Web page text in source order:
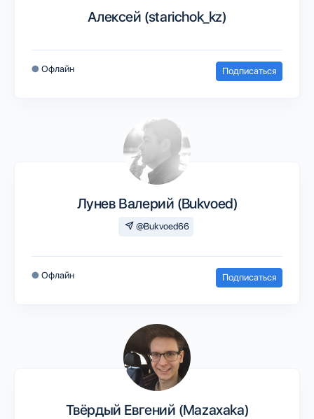
Алексей (starichok_kz)
● Офлайн Подписаться
Лунев Валерий (Bukvoed)
@Bukvoed66
● Офлайн Подписаться
Твёрдый Евгений (Mazaxaka)